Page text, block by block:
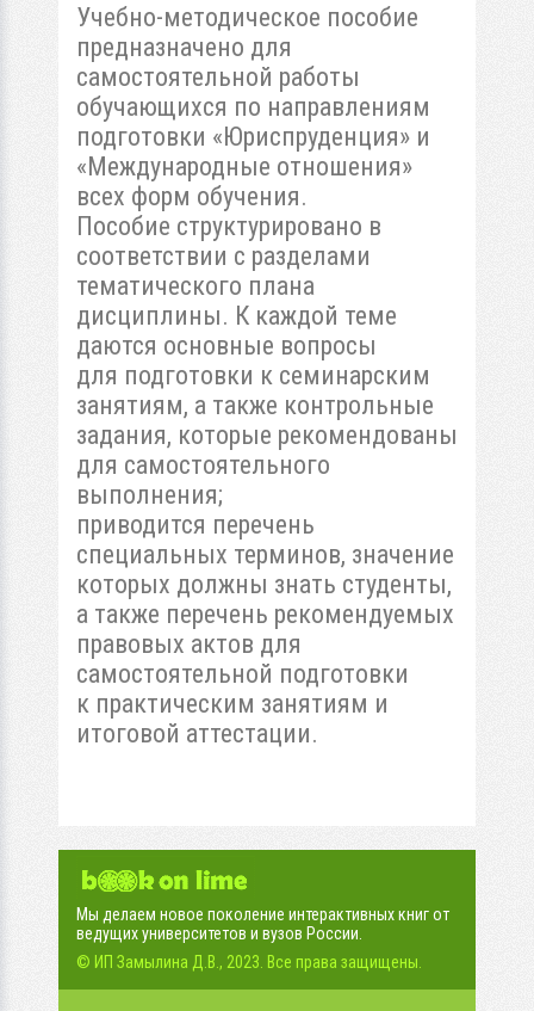
Учебно-методическое пособие
предназначено для
самостоятельной работы
обучающихся по направлениям
подготовки «Юриспруденция» и
«Международные отношения»
всех форм обучения.
Пособие структурировано в
соответствии с разделами
тематического плана
дисциплины. К каждой теме
даются основные вопросы
для подготовки к семинарским
занятиям, а также контрольные
задания, которые рекомендованы
для самостоятельного
выполнения;
приводится перечень
специальных терминов, значение
которых должны знать студенты,
а также перечень рекомендуемых
правовых актов для
самостоятельной подготовки
к практическим занятиям и
итоговой аттестации.
Мы делаем новое поколение интерактивных книг от
ведущих университетов и вузов России.
© ИП Замылина Д.В., 2023. Все права защищены.